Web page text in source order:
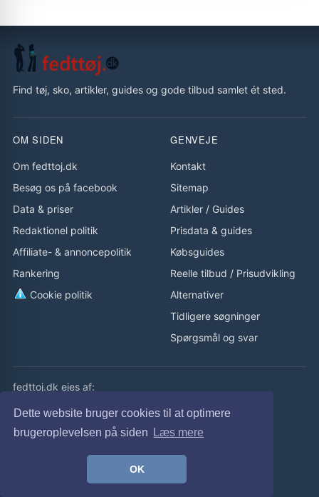
Dette website bruger cookies til at optimere
brugeroplevelsen på siden
Læs mere
OK
Find tøj, sko, artikler, guides og gode tilbud samlet ét sted.
OM SIDEN
Om fedttoj.dk
Besøg os på facebook
Data & priser
Redaktionel politik
Affiliate- & annoncepolitik
Rankering
Cookie politik
GENVEJE
Kontakt
Sitemap
Artikler / Guides
Prisdata & guides
Købsguides
Reelle tilbud / Prisudvikling
Alternativer
Tidligere søgninger
Spørgsmål og svar
fedttoj.dk ejes af:
eLaursen ApS
Cvr: 32308929